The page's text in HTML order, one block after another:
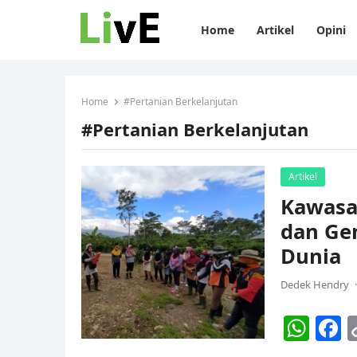
Home Artikel Opini
Home #Pertanian Berkelanjutan
#Pertanian Berkelanjutan
Artikel
dan
Dunia
Dedek Hendry ·
W F